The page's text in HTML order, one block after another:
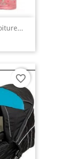
favorite_border